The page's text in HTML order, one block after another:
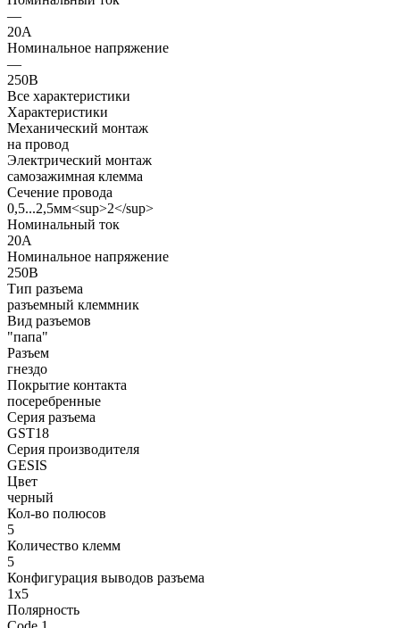
—
20А
Номинальное напряжение
—
250В
Все характеристики
Характеристики
Механический монтаж
на провод
Электрический монтаж
самозажимная клемма
Сечение провода
0,5...2,5мм<sup>2</sup>
Номинальный ток
20А
Номинальное напряжение
250В
Тип разъема
разъемный клеммник
Вид разъемов
"папа"
Разъем
гнездо
Покрытие контакта
посеребренные
Серия разъема
GST18
Серия производителя
GESIS
Цвет
черный
Кол-во полюсов
5
Количество клемм
5
Конфигурация выводов разъема
1x5
Полярность